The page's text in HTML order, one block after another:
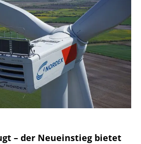
– der Neueinstieg bietet